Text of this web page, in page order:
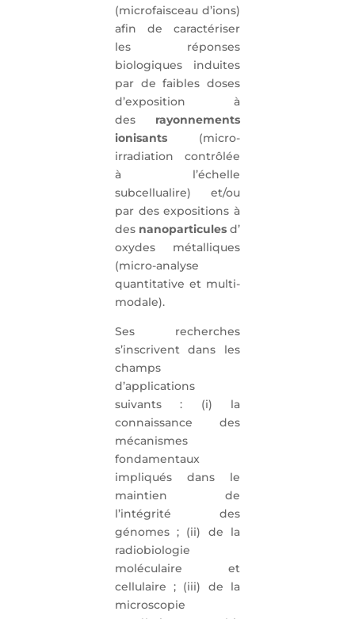
(microfaisceau d’ions)
afin de caractériser
les réponses
biologiques induites
par de faibles doses
d’exposition à
des rayonnements
ionisants(micro-
irradiation contrôlée
à l’échelle
subcellualire) et/ou
par des expositions à
des nanoparticules d’
oxydes métalliques
(micro-analyse
quantitative et multi-
modale).
Ses recherches
s’inscrivent dans les
champs
d’applications
suivants : (i) la
connaissance des
mécanismes
fondamentaux
impliqués dans le
maintien de
l’intégrité des
génomes ; (ii) de la
radiobiologie
moléculaire et
cellulaire ; (iii) de la
microscopie